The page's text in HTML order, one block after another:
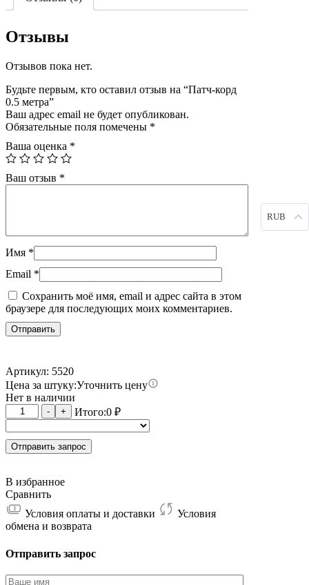
Отзывы
Отзывов пока нет.
Будьте первым, кто оставил отзыв на “Патч-корд
0.5 метра”
Ваш адрес email не будет опубликован.
Обязательные поля помечены *
Ваша оценка *
Ваш отзыв *
Имя *
Email *
Сохранить моё имя, email и адрес сайта в этом
браузере для последующих моих комментариев.
Артикул: 5520
Цена за штуку:Уточнить цену
Нет в наличии
Количество
товара
Патч-
корд
- + Итого:0₽
Отправить запрос
В избранное
Сравнить
Условия оплаты и доставки
Условия
обмена и возврата
Отправить запрос
RUB